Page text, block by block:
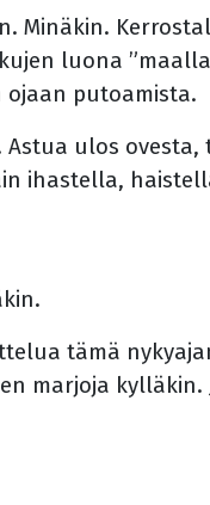
Minäkin.
luona
putoamista.
ulos
ihastella,
tämä
marjoja